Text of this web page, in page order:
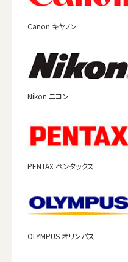
Canon キヤノン
Nikon ニコン
PENTAX ペンタックス
OLYMPUS オリンパス